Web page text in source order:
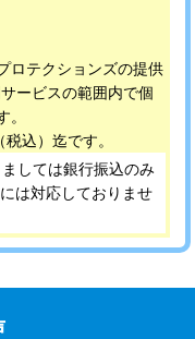
ロテクションズの提供
ービスの範囲内で個
込）迄です。
しては銀行振込のみ
は対応しておりませ